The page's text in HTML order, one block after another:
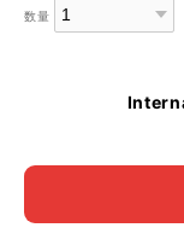
数量